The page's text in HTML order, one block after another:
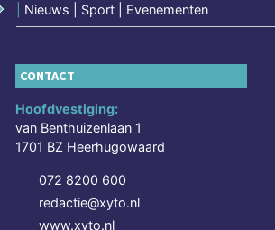
Nieuws | Sport | Evenementen
CONTACT
Hoofdvestiging:
van Benthuizenlaan 1
1701 BZ Heerhugowaard
072 8200 600
redactie@xyto.nl
www.xyto.nl